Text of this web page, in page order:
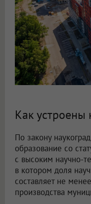
Как устроены
По закону
образование со
с высоким научно-
в котором доля
составляет не
производства